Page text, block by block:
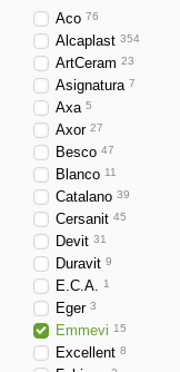
Aco 76
Alcaplast 354
ArtCeram 23
Asignatura 7
Axa 5
Axor 27
Besco 47
Blanco 11
Catalano 39
Cersanit 45
Devit 31
Duravit 9
E.C.A. 1
Eger 3
Emmevi 15
Excellent 8